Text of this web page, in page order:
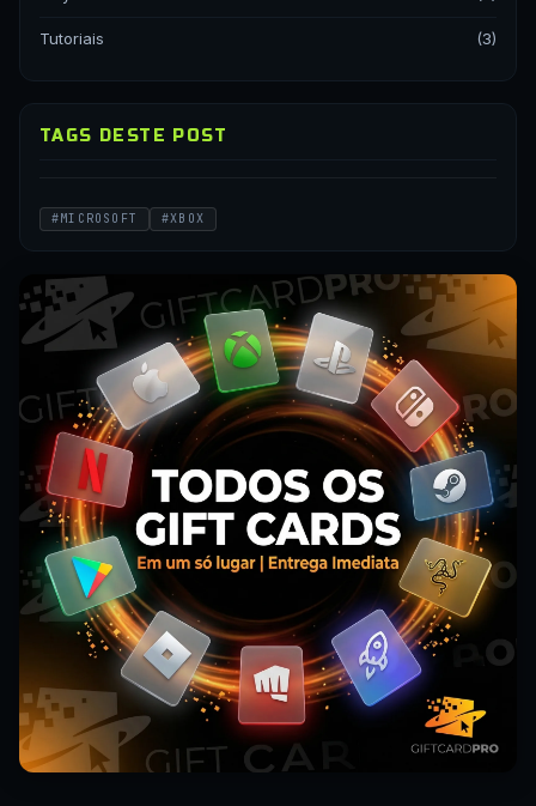
Tutoriais (3)
TAGS DESTE POST
#MICROSOFT #XBOX